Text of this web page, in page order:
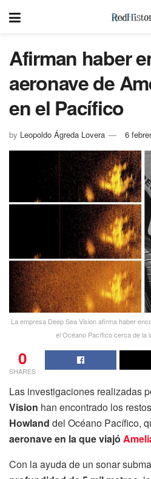
Afirman haber
aeronave de
en el Pacífico
by Leopoldo Ágreda Lovera 6
La empresa Deep Sea Vision afirma haber
el Océano Pacífico cerca de la
0
SHARES
Las investigaciones realizadas
Vision han encontrado los
Howland del Océano Pacífico,
aeronave en la que viajó
Con la ayuda de un sonar